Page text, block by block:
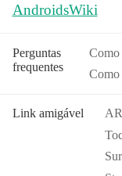
AndroidsWiki
Perguntas
frequentes
Como
Link amigável